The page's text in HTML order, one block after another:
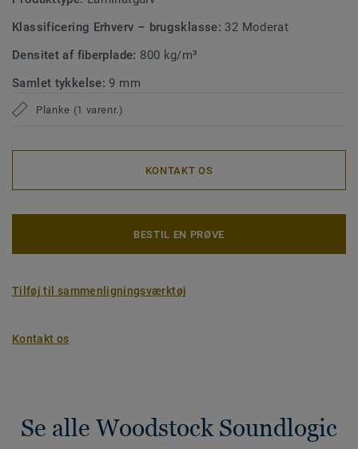
Klassificering Erhverv – brugsklasse: 32 Moderat
Densitet af fiberplade: 800 kg/m³
Samlet tykkelse: 9 mm
Planke (1 varenr.)
KONTAKT OS
BESTIL EN PRØVE
Tilføj til sammenligningsværktøj
Kontakt os
Se alle Woodstock Soundlogic